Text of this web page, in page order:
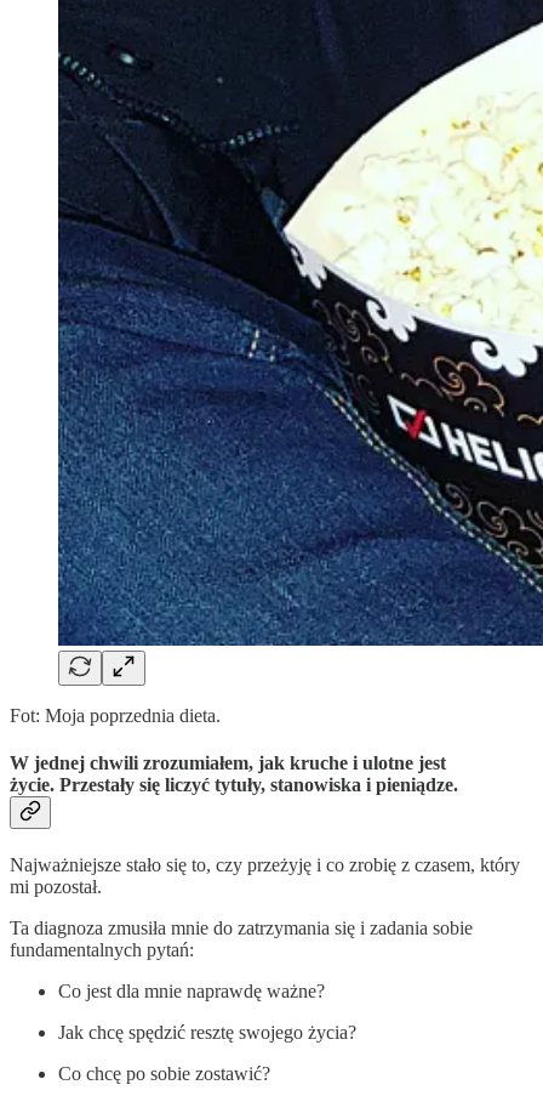
Fot: Moja poprzednia dieta.
W jednej chwili zrozumiałem, jak kruche i ulotne jest
życie. Przestały się liczyć tytuły, stanowiska i pieniądze.
Najważniejsze stało się to, czy przeżyję i co zrobię z czasem, który
mi pozostał.
Ta diagnoza zmusiła mnie do zatrzymania się i zadania sobie
fundamentalnych pytań:
Co jest dla mnie naprawdę ważne?
Jak chcę spędzić resztę swojego życia?
Co chcę po sobie zostawić?